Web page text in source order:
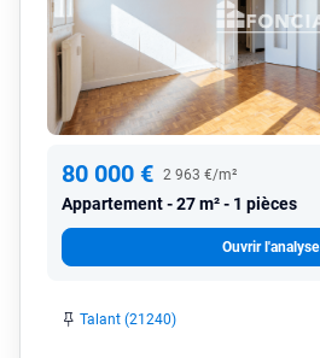
80 000 € 2 963 €/m²
Appartement 27 m² - 1 pièces
Ouvrir l'analyse
Talant (21240)